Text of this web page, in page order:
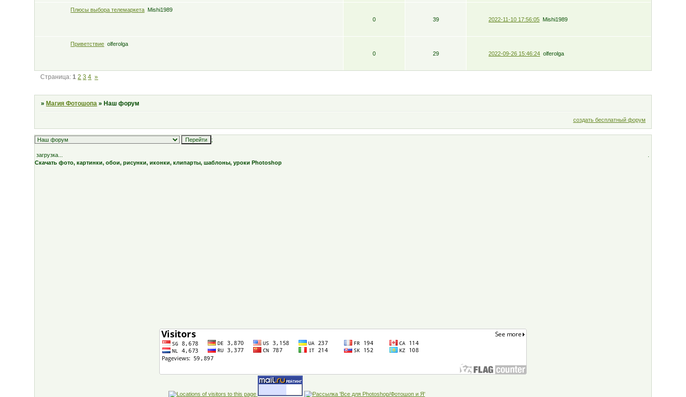
Плюсы выбора телемаркета Mishi1989
0
39 2022-11-10 17:56:05 Mishi1989
Приветствие olferolga
0
29 2022-09-26 15:46:24 olferolga
Страница: 1 2 3 4 »
» Магия Фотошопа » Наш форум
создать бесплатный форум
;
загрузка...
Скачать фото, картинки, обои, рисунки, иконки, клипарты, шаблоны, уроки Photoshop